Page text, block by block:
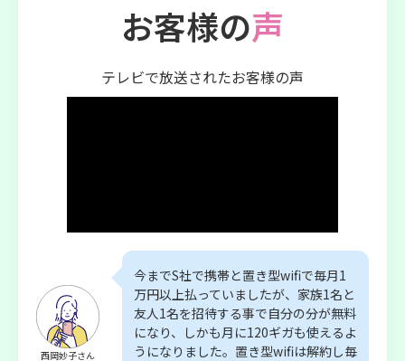
お客様の声
テレビで放送されたお客様の声
西岡妙子さん
今までS社で携帯と置き型wifiで毎月1
万円以上払っていましたが、家族1名と
友人1名を招待する事で自分の分が無料
になり、しかも月に120ギガも使えるよ
うになりました。置き型wifiは解約し毎